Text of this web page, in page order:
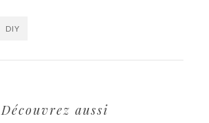
DIY
Découvrez aussi